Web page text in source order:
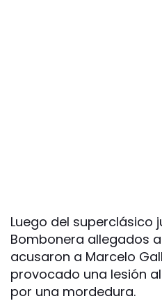
Luego del superclásico
Bombonera allegados
acusaron a Marcelo
provocado una lesión
por una mordedura.